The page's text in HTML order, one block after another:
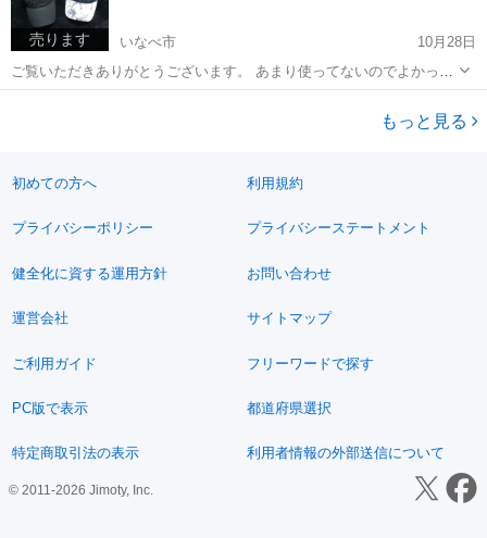
売ります いなべ市
10月28日
ご覧いただきありがとうございます。 あまり使ってないのでよかった
らお願いします。
もっと見る
初めての方へ 利用規約
プライバシーポリシー プライバシーステートメント
健全化に資する運用方針 お問い合わせ
運営会社 サイトマップ
ご利用ガイド フリーワードで探す
PC版で表示 都道府県選択
特定商取引法の表示 利用者情報の外部送信について
© 2011-2026 Jimoty, Inc.